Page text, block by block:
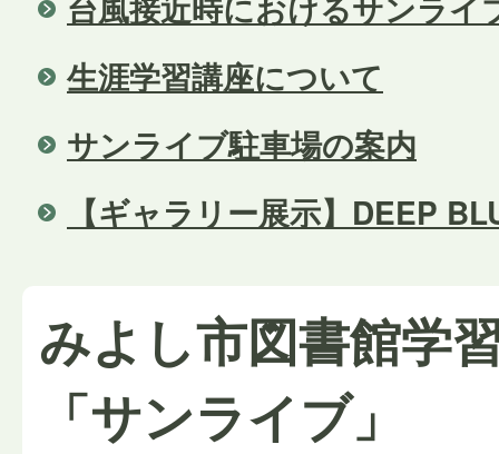
生涯学習講座について
サンライブ駐車場の案内
【ギャラリー展示】DEEP
みよし市図書館学
「サンライブ」